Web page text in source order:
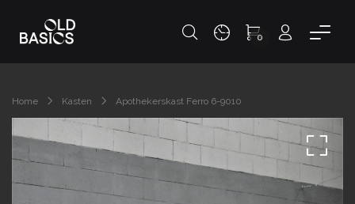
0
Home Kasten Apothekerskast Ferro 6-9010